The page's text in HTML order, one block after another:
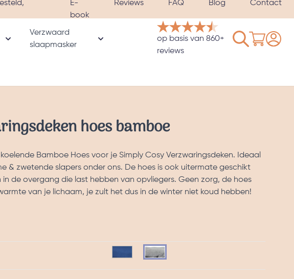
E-
book
Reviews FAQ Blog Contact
categorie
Toon submenu voor Hoezen & Satijnen kussenslopen categorie
Verzwaard
slaapmasker
Toon submenu voor Verzwaard slaapmasker
op basis van 860+
reviews
hoes bamboe
Bamboe Hoes voor je Simply Cosy Verzwaringsdeken. Ideaal
& zwetende slapers onder ons. De hoes is ook uitermate geschikt
in de overgang die last hebben van opvliegers. Geen zorg, de hoes
van je lichaam, je zult het dus in de winter niet koud hebben!